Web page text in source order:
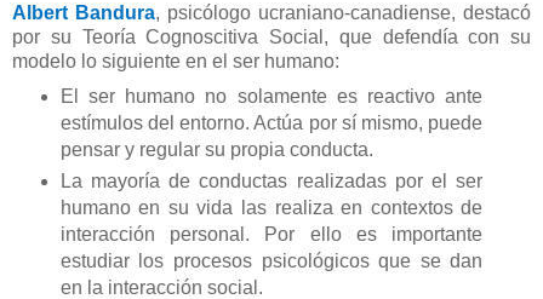
Albert Bandura, psicólogo ucraniano-canadiense, destacó
por su Teoría Cognoscitiva Social, que defendía con su
modelo lo siguiente en el ser humano:
El ser humano no solamente es reactivo ante
estímulos del entorno. Actúa por sí mismo, puede
pensar y regular su propia conducta.
La mayoría de conductas realizadas por el ser
humano en su vida las realiza en contextos de
interacción personal. Por ello es importante
estudiar los procesos psicológicos que se dan
en la interacción social.